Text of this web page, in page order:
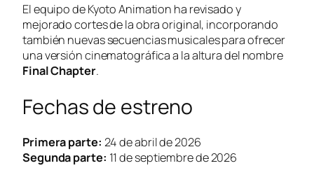
El equipo de Kyoto Animation ha revisado y
mejorado cortes de la obra original, incorporando
también nuevas secuencias musicales para ofrecer
una versión cinematográfica a la altura del nombre
Final Chapter.
Fechas de estreno
Primera parte: 24 de abril de 2026
Segunda parte: 11 de septiembre de 2026